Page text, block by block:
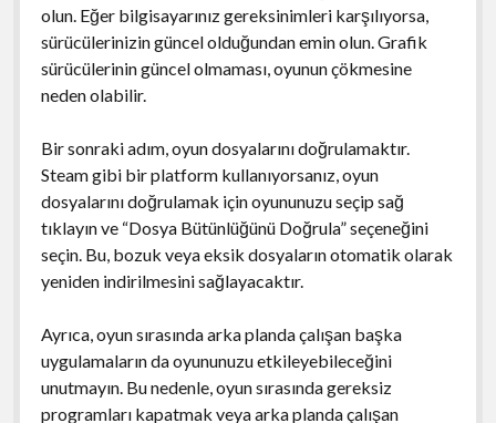
olun. Eğer bilgisayarınız gereksinimleri karşılıyorsa,
sürücülerinizin güncel olduğundan emin olun. Grafik
sürücülerinin güncel olmaması, oyunun çökmesine
neden olabilir.
Bir sonraki adım, oyun dosyalarını doğrulamaktır.
Steam gibi bir platform kullanıyorsanız, oyun
dosyalarını doğrulamak için oyununuzu seçip sağ
tıklayın ve “Dosya Bütünlüğünü Doğrula” seçeneğini
seçin. Bu, bozuk veya eksik dosyaların otomatik olarak
yeniden indirilmesini sağlayacaktır.
Ayrıca, oyun sırasında arka planda çalışan başka
uygulamaların da oyununuzu etkileyebileceğini
unutmayın. Bu nedenle, oyun sırasında gereksiz
programları kapatmak veya arka planda çalışan